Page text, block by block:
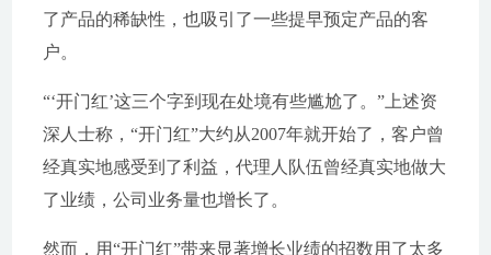
了产品的稀缺性，也吸引了一些提早预定产品的客
户。
“‘开门红’这三个字到现在处境有些尴尬了。”上述资
深人士称，“开门红”大约从2007年就开始了，客户曾
经真实地感受到了利益，代理人队伍曾经真实地做大
了业绩，公司业务量也增长了。
然而，用“开门红”带来显著增长业绩的招数用了太多